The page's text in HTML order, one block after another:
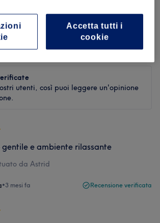
Filtra per valutazione
utenti, così puoi leggere un'opinione
gentile e ambiente rilassante
da Astrid
•3 mesi fa Recensione verificata
Accetta tutti i
cookie